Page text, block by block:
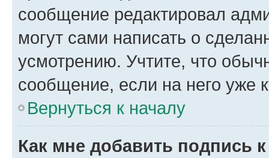
сообщение редактировал
могут сами написать о
усмотрению. Учтите, что
сообщение, если на него уже
Вернуться к началу
Как мне добавить подпись